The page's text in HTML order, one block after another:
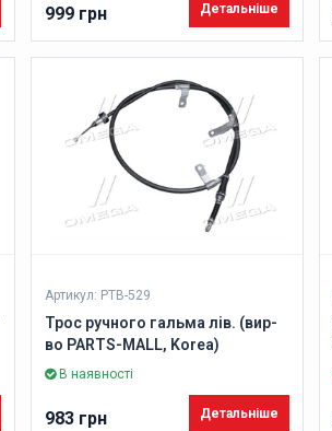
999 грн Детальніше
Артикул: PTB-529
Трос ручного гальма лів. (вир-
во PARTS-MALL, Korea)
В наявності
983 грн Детальніше